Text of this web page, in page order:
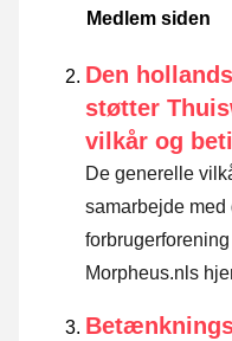
Medlem siden
Den
støtter
vilkår og
De generelle
samarbejde
Morpheus.nls